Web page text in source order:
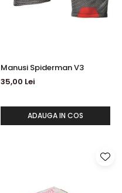
Manusi Spiderman V3
35,00 Lei
ADAUGA IN COS